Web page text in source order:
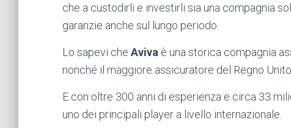
che a custodirli e investirli sia una compagnia
garanzie anche sul lungo periodo.
Lo sapevi che Aviva è una storica compagnia
nonché il maggiore assicuratore del Regno
E con oltre 300 anni di esperienza e circa 33
uno dei principali player a livello internazionale.